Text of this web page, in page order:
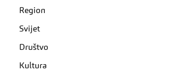
Region
Svijet
Društvo
Kultura